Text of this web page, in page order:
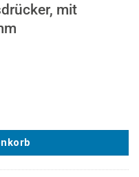
mit
8t, 30 mm